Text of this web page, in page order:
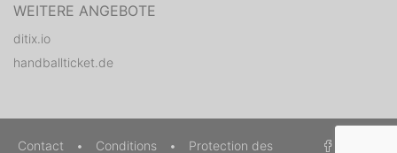
WEITERE ANGEBOTE
ditix.io
handballticket.de
Contact • Conditions • Protection des